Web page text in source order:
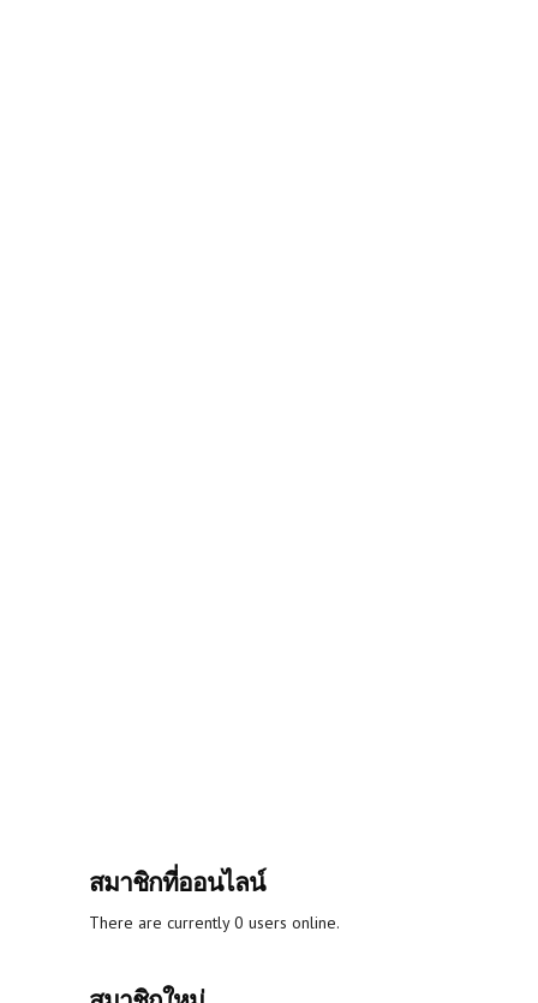
สมาชิกที่ออนไลน์
There are currently 0 users online.